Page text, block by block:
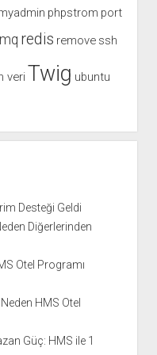
phpstrom port
redis remove ssh
veri Twig ubuntu
Desteği Geldi
Diğerlerinden
Otel Programı
HMS Otel
Güç: HMS ile 1